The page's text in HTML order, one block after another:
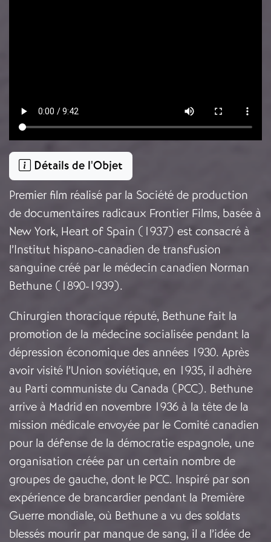
Détails de l'Objet
Premier film réalisé par la Société de production
de documentaires radicaux Frontier Films, basée à
New York, Heart of Spain (1937) est consacré à
l’Institut hispano-canadien de transfusion
sanguine créé par le médecin canadien Norman
Bethune (1890-1939).
Chirurgien thoracique réputé, Bethune fait la
promotion de la médecine socialisée pendant la
dépression économique des années 1930. Après
avoir visité l’Union soviétique, en 1935, il adhère
au Parti communiste du Canada (PCC). Bethune
arrive à Madrid en novembre 1936 à la tête de la
mission médicale envoyée par le Comité canadien
pour la défense de la démocratie espagnole, une
organisation créée par un certain nombre de
groupes de gauche, dont le PCC. Inspiré par son
expérience de brancardier pendant la Première
Guerre mondiale, où Bethune a vu des soldats
blessés mourir par manque de sang, il a l’idée de